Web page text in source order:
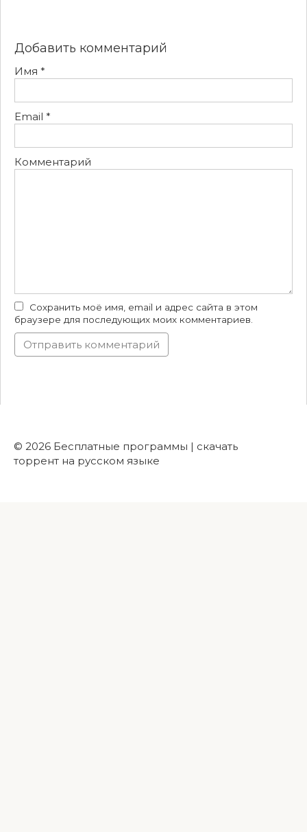
Добавить комментарий
Имя *
Email *
Комментарий
Сохранить моё имя, email и адрес сайта в этом
браузере для последующих моих комментариев.
© 2026 Бесплатные программы | скачать
торрент на русском языке